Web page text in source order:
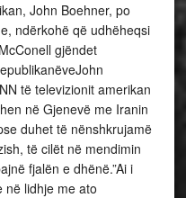
John Boehner, po
ndërkohë që udhëheqsi
gjëndet
të televizionit amerikan
në Gjenevë me Iranin
duhet të nënshkrujamë
të cilët në mendimin
fjalën e dhënë.”Ai i
në lidhje me ato